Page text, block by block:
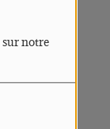
sur notre